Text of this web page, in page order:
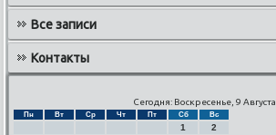
Все записи
Контакты
Сегодня: Воскресенье, 9 Августа
Пн Вт Ср Чт Пт Сб Вс
1
2